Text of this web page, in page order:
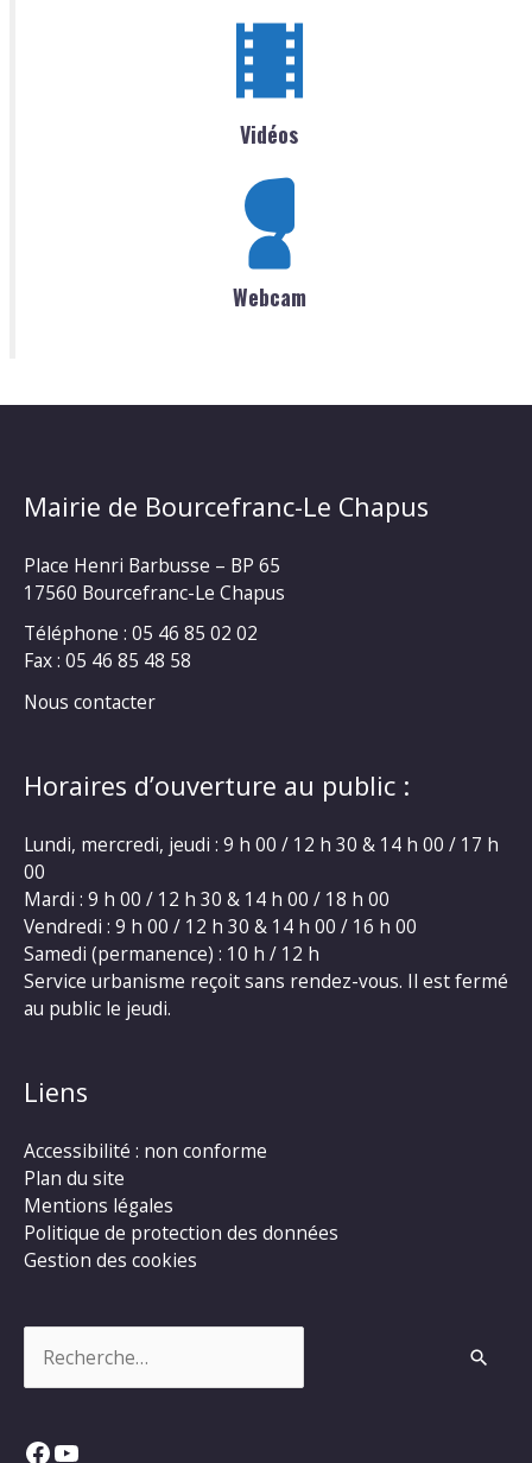
Vidéos
Webcam
Mairie de Bourcefranc-Le Chapus
Place Henri Barbusse – BP 65
17560 Bourcefranc-Le Chapus
Téléphone : 05 46 85 02 02
Fax : 05 46 85 48 58
Nous contacter
Horaires d’ouverture au public :
Lundi, mercredi, jeudi : 9 h 00 / 12 h 30 & 14 h 00 / 17 h
00
Mardi : 9 h 00 / 12 h 30 & 14 h 00 / 18 h 00
Vendredi : 9 h 00 / 12 h 30 & 14 h 00 / 16 h 00
Samedi (permanence) : 10 h / 12 h
Service urbanisme reçoit sans rendez-vous. Il est fermé
au public le jeudi.
Liens
Accessibilité : non conforme
Plan du site
Mentions légales
Politique de protection des données
Gestion des cookies
Facebook
YouTube